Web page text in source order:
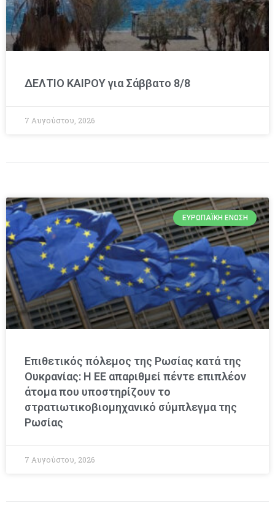
ΔΕΛΤΙΟ ΚΑΙΡΟΥ για Σάββατο 8/8
7 Αυγούστου, 2026
ΕΥΡΩΠΑΪΚΉ ΈΝΩΣΗ
Επιθετικός πόλεμος της Ρωσίας κατά της
Ουκρανίας: Η ΕΕ απαριθμεί πέντε επιπλέον
άτομα που υποστηρίζουν το
στρατιωτικοβιομηχανικό σύμπλεγμα της
Ρωσίας
7 Αυγούστου, 2026